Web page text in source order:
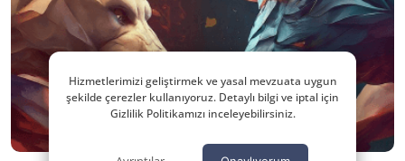
Hizmetlerimizi geliştirmek ve yasal mevzuata uygun
şekilde çerezler kullanıyoruz. Detaylı bilgi ve iptal için
Gizlilik Politikamızı inceleyebilirsiniz.